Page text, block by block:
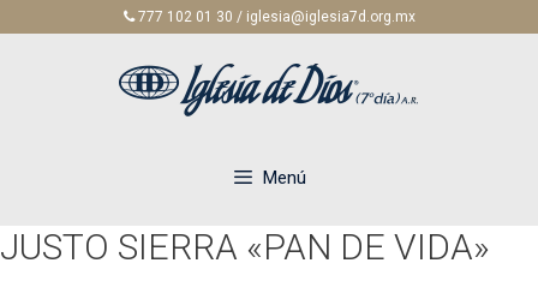
777 102 01 30 / iglesia@iglesia7d.org.mx
Menú
JUSTO SIERRA «PAN DE VIDA»